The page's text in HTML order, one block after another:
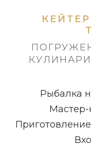
Рыбалка
Мастер-